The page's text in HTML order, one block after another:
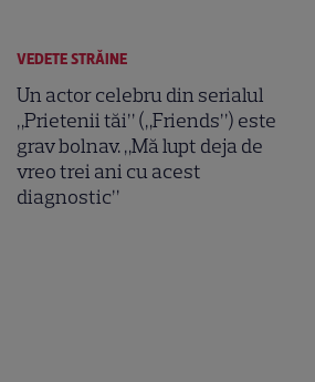
VEDETE STRĂINE
Un actor celebru din serialul
„Prietenii tăi” („Friends”) este
grav bolnav. „Mă lupt deja de
vreo trei ani cu acest
diagnostic”